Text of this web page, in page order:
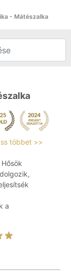
- Mátészalka
többet >>
a